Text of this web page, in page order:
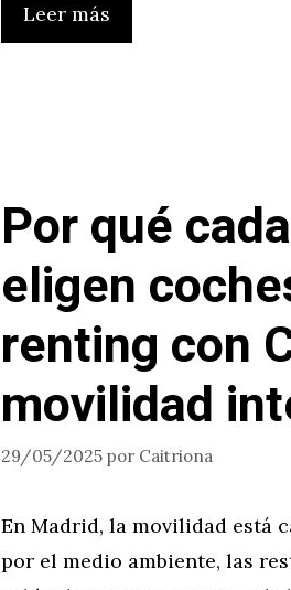
Leer más
Por qué
eligen
renting con
movilidad
29/05/2025 por Caitriona
En Madrid, la movilidad está
por el medio ambiente, las